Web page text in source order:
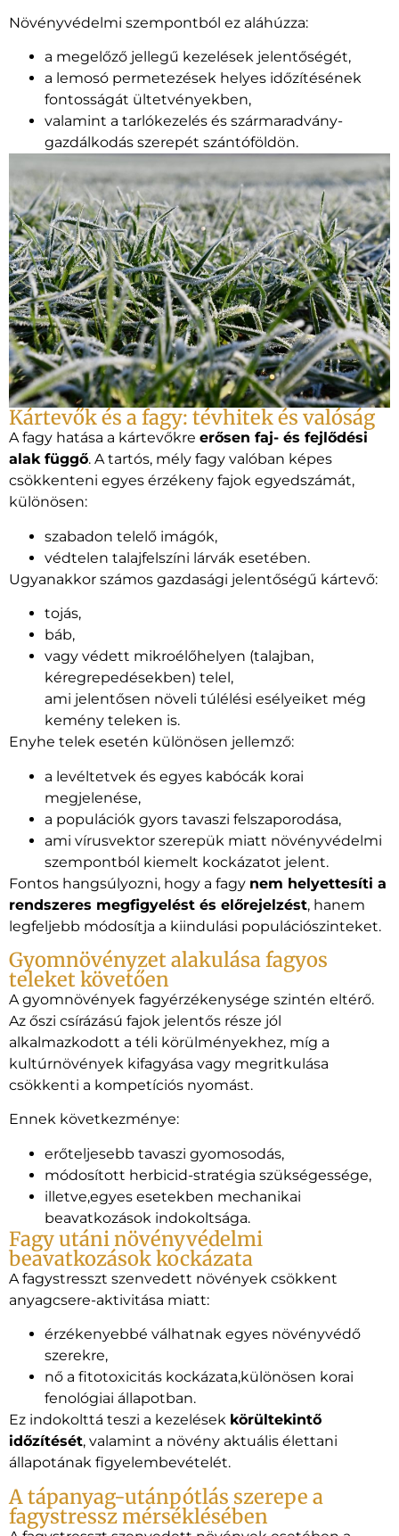
Növényvédelmi szempontból ez aláhúzza:
a megelőző jellegű kezelések jelentőségét,
a lemosó permetezések helyes időzítésének
fontosságát ültetvényekben,
valamint a tarlókezelés és szármaradvány-
gazdálkodás szerepét szántóföldön.
Kártevők és a fagy: tévhitek és valóság
A fagy hatása a kártevőkre erősen faj- és fejlődési
alak függő. A tartós, mély fagy valóban képes
csökkenteni egyes érzékeny fajok egyedszámát,
különösen:
szabadon telelő imágók,
védtelen talajfelszíni lárvák esetében.
Ugyanakkor számos gazdasági jelentőségű kártevő:
tojás,
báb,
vagy védett mikroélőhelyen (talajban,
kéregrepedésekben) telel,
ami jelentősen növeli túlélési esélyeiket még
kemény teleken is.
Enyhe telek esetén különösen jellemző:
a levéltetvek és egyes kabócák korai
megjelenése,
a populációk gyors tavaszi felszaporodása,
ami vírusvektor szerepük miatt növényvédelmi
szempontból kiemelt kockázatot jelent.
Fontos hangsúlyozni, hogy a fagy nem helyettesíti a
rendszeres megfigyelést és előrejelzést, hanem
legfeljebb módosítja a kiindulási populációszinteket.
Gyomnövényzet alakulása fagyos
teleket követően
A gyomnövények fagyérzékenysége szintén eltérő.
Az őszi csírázású fajok jelentős része jól
alkalmazkodott a téli körülményekhez, míg a
kultúrnövények kifagyása vagy megritkulása
csökkenti a kompetíciós nyomást.
Ennek következménye:
erőteljesebb tavaszi gyomosodás,
módosított herbicid-stratégia szükségessége,
illetve,egyes esetekben mechanikai
beavatkozások indokoltsága.
Fagy utáni növényvédelmi
beavatkozások kockázata
A fagystresszt szenvedett növények csökkent
anyagcsere-aktivitása miatt:
érzékenyebbé válhatnak egyes növényvédő
szerekre,
nő a fitotoxicitás kockázata,különösen korai
fenológiai állapotban.
Ez indokolttá teszi a kezelések körültekintő
időzítését, valamint a növény aktuális élettani
állapotának figyelembevételét.
A tápanyag-utánpótlás szerepe a
fagystressz mérséklésében